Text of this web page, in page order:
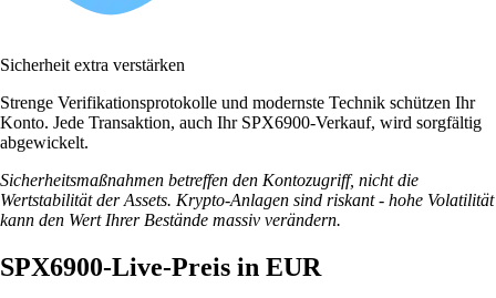
Sicherheit extra verstärken
Strenge Verifikationsprotokolle und modernste Technik schützen Ihr
Konto. Jede Transaktion, auch Ihr SPX6900-Verkauf, wird sorgfältig
abgewickelt.
Sicherheitsmaßnahmen betreffen den Kontozugriff, nicht die
Wertstabilität der Assets. Krypto-Anlagen sind riskant - hohe Volatilität
kann den Wert Ihrer Bestände massiv verändern.
SPX6900-Live-Preis in EUR